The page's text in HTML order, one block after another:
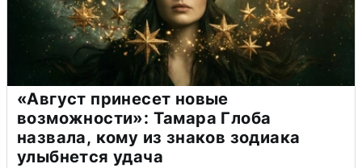
«Август принесет новые
возможности»: Тамара Глоба
назвала, кому из знаков зодиака
улыбнется удача